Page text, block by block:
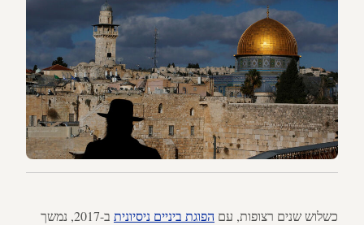
כשלוש שנים רצופות, עם הפוגת ביניים ניסיונית
ב-2017, נמשך